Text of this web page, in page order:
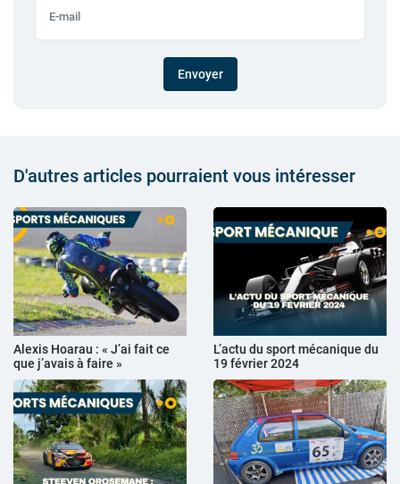
Envoyer
D'autres articles pourraient vous intéresser
Alexis Hoarau : « J’ai fait ce
que j’avais à faire »
L’actu du sport mécanique du
19 février 2024